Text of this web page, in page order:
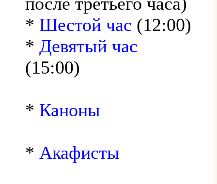
* Шестой час (12:00)
* Девятый час
(15:00)
* Каноны
* Акафисты